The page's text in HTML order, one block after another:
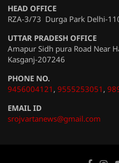
HEAD OFFICE
RZA-3/73 Durga Park Delhi-
UTTAR PRADESH OFFICE
Amapur Sidh pura Road Near
Kasganj-207246
PHONE NO.
9456004121 , 9555253051 ,
EMAIL ID
srojvartanews@gmail.com